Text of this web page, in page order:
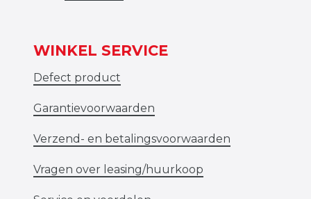
WINKEL SERVICE
Defect product
Garantievoorwaarden
Verzend- en betalingsvoorwaarden
Vragen over leasing/huurkoop